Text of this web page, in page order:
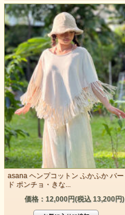
asana ヘンプコットン ふかふか バー
ド ポンチョ・きな...
価格：12,000円(税込 13,200円)